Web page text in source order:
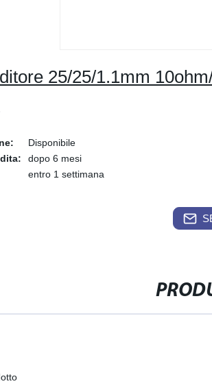
25/25/1.1mm
Disponibile
dopo 6 mesi
entro 1 settimana